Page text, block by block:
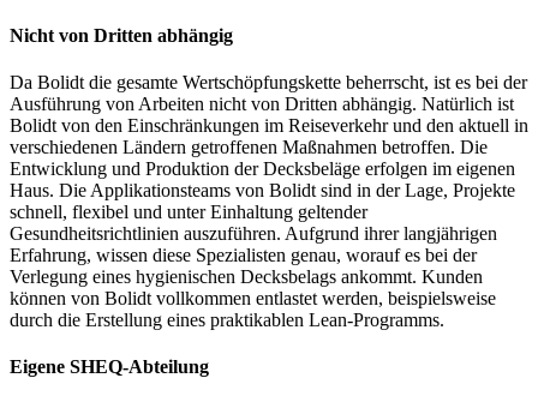
Nicht von Dritten abhängig
Da Bolidt die gesamte Wertschöpfungskette beherrscht, ist es bei der
Ausführung von Arbeiten nicht von Dritten abhängig. Natürlich ist
Bolidt von den Einschränkungen im Reiseverkehr und den aktuell in
verschiedenen Ländern getroffenen Maßnahmen betroffen. Die
Entwicklung und Produktion der Decksbeläge erfolgen im eigenen
Haus. Die Applikationsteams von Bolidt sind in der Lage, Projekte
schnell, flexibel und unter Einhaltung geltender
Gesundheitsrichtlinien auszuführen. Aufgrund ihrer langjährigen
Erfahrung, wissen diese Spezialisten genau, worauf es bei der
Verlegung eines hygienischen Decksbelags ankommt. Kunden
können von Bolidt vollkommen entlastet werden, beispielsweise
durch die Erstellung eines praktikablen Lean-Programms.
Eigene SHEQ-Abteilung